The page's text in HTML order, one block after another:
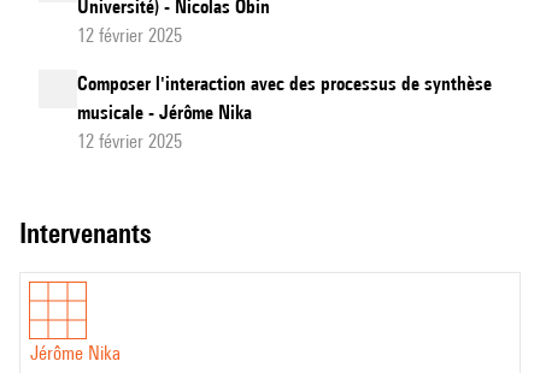
Université) - Nicolas Obin
12 février 2025
Composer l'interaction avec des processus de synthèse
musicale - Jérôme Nika
12 février 2025
intervenants
Jérôme Nika